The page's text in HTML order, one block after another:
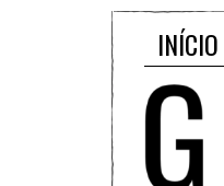
INÍCIO